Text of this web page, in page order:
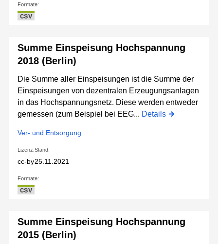
Formate:
CSV
Summe Einspeisung Hochspannung
2018 (Berlin)
Die Summe aller Einspeisungen ist die Summe der
Einspeisungen von dezentralen Erzeugungsanlagen
in das Hochspannungsnetz. Diese werden entweder
gemessen (zum Beispiel bei EEG... Details
Ver- und Entsorgung
Lizenz:
cc-by
Stand:
25.11.2021
Formate:
CSV
Summe Einspeisung Hochspannung
2015 (Berlin)